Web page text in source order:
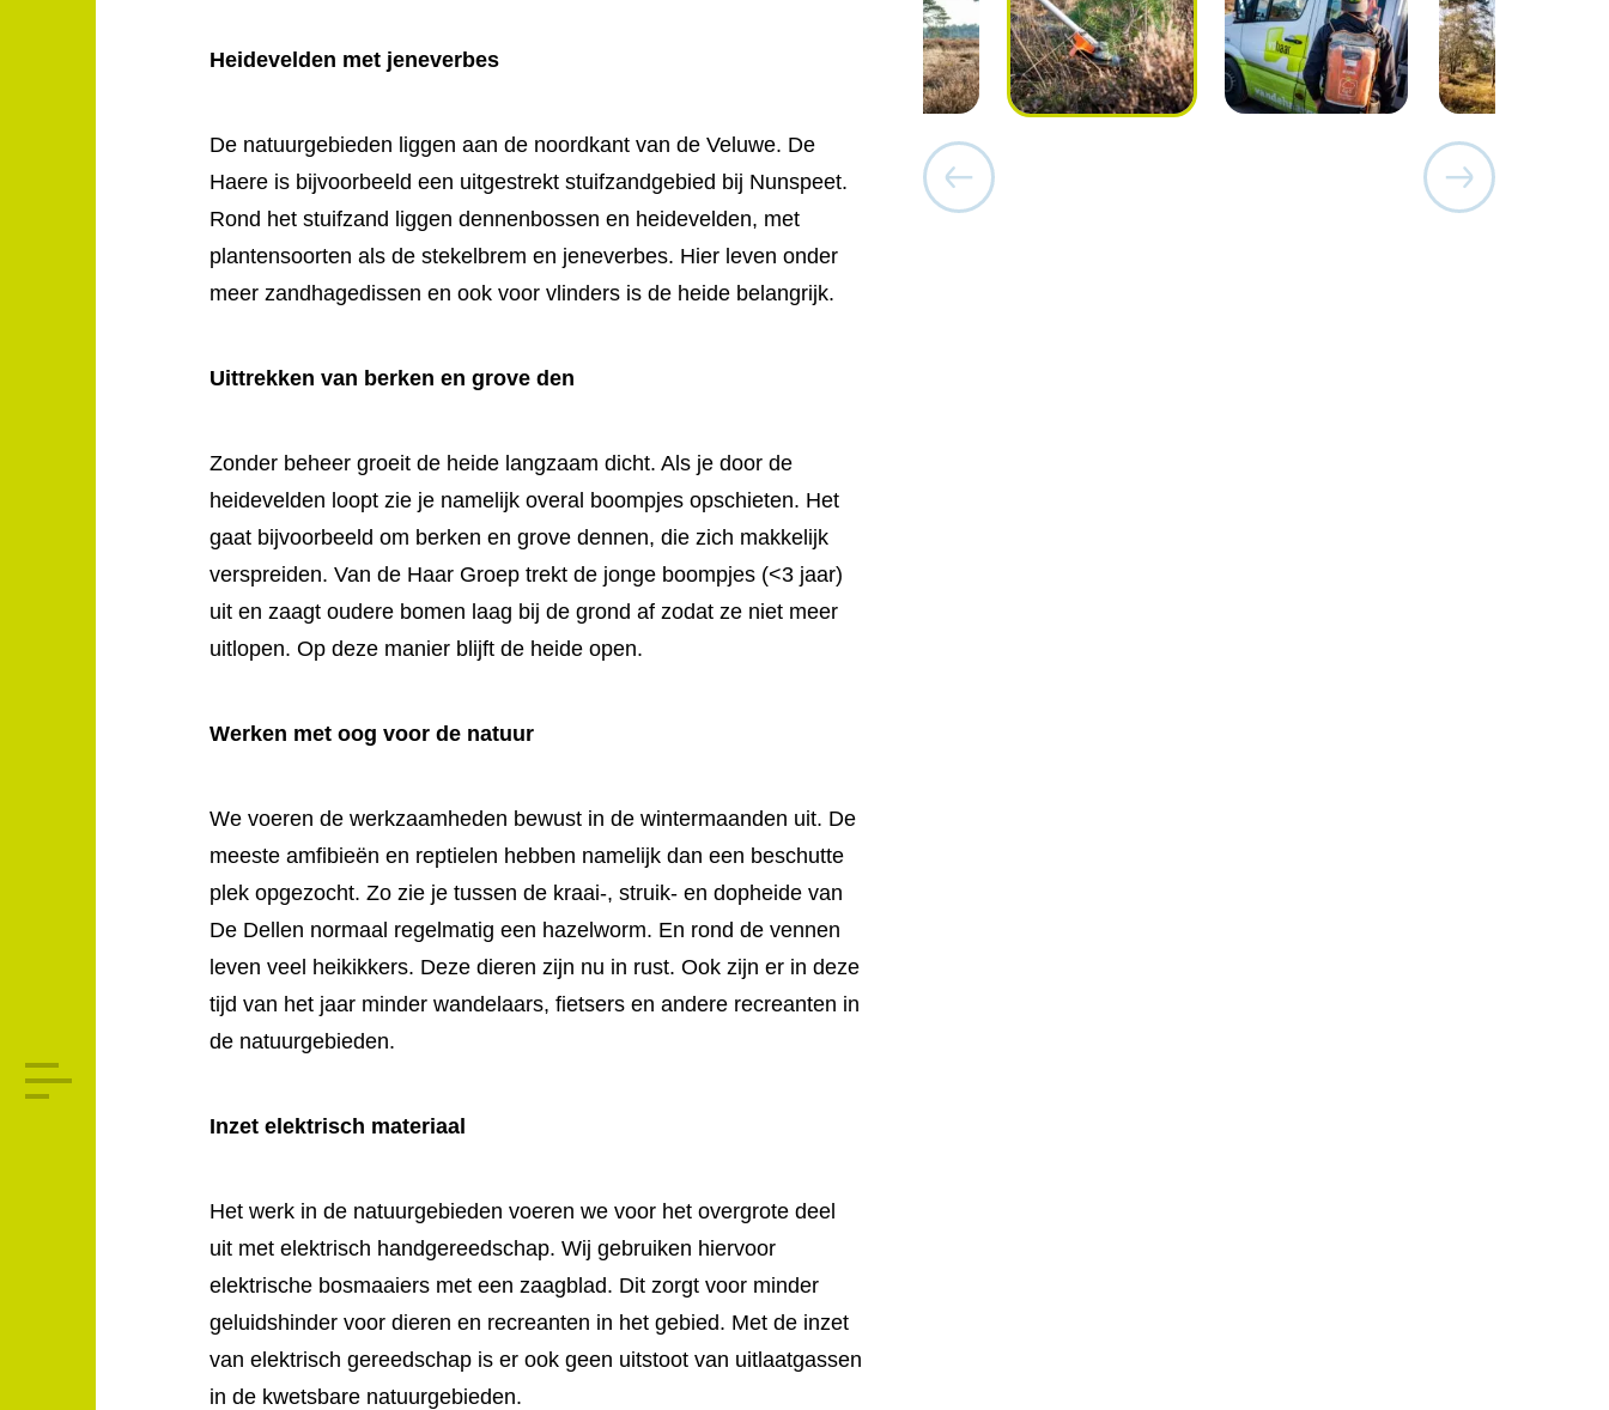
Heidevelden met jeneverbes
De natuurgebieden liggen aan de noordkant van de Veluwe. De
Haere is bijvoorbeeld een uitgestrekt stuifzandgebied bij Nunspeet.
Rond het stuifzand liggen dennenbossen en heidevelden, met
plantensoorten als de stekelbrem en jeneverbes. Hier leven onder
meer zandhagedissen en ook voor vlinders is de heide belangrijk.
Uittrekken van berken en grove den
Zonder beheer groeit de heide langzaam dicht. Als je door de
heidevelden loopt zie je namelijk overal boompjes opschieten. Het
gaat bijvoorbeeld om berken en grove dennen, die zich makkelijk
verspreiden. Van de Haar Groep trekt de jonge boompjes (<3 jaar)
uit en zaagt oudere bomen laag bij de grond af zodat ze niet meer
uitlopen. Op deze manier blijft de heide open.
Werken met oog voor de natuur
We voeren de werkzaamheden bewust in de wintermaanden uit. De
meeste amfibieën en reptielen hebben namelijk dan een beschutte
plek opgezocht. Zo zie je tussen de kraai-, struik- en dopheide van
De Dellen normaal regelmatig een hazelworm. En rond de vennen
leven veel heikikkers. Deze dieren zijn nu in rust. Ook zijn er in deze
tijd van het jaar minder wandelaars, fietsers en andere recreanten in
de natuurgebieden.
Inzet elektrisch materiaal
Het werk in de natuurgebieden voeren we voor het overgrote deel
uit met elektrisch handgereedschap. Wij gebruiken hiervoor
elektrische bosmaaiers met een zaagblad. Dit zorgt voor minder
geluidshinder voor dieren en recreanten in het gebied. Met de inzet
van elektrisch gereedschap is er ook geen uitstoot van uitlaatgassen
in de kwetsbare natuurgebieden.